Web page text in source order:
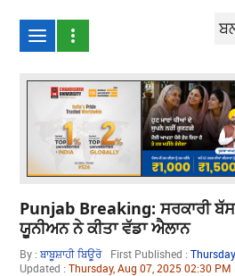
Punjab Breaking: ਸਰਕਾਰੀ
ਯੂਨੀਅਨ ਨੇ ਕੀਤਾ ਵੱਡਾ ਐਲਾਨ
By :ਬਾਬੂਸ਼ਾਹੀ ਬਿਊਰੋ First Published :
Updated :Thursday, Aug 07, 2025 02:30 PM